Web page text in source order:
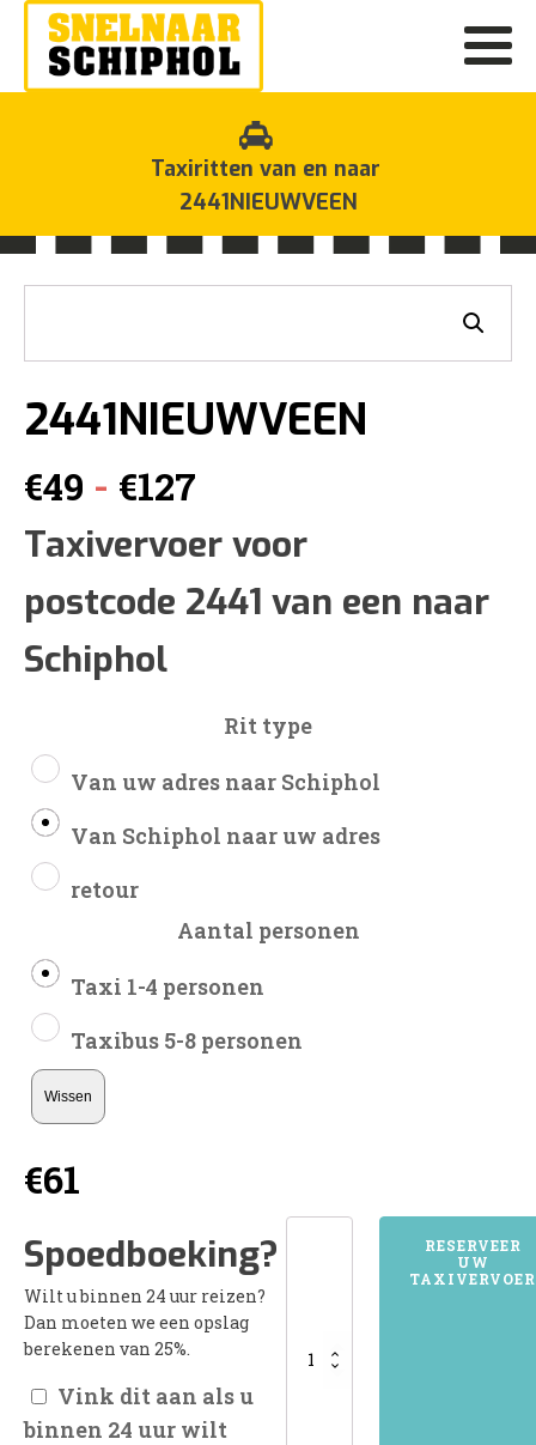
Taxiritten van en naar
2441NIEUWVEEN
2441NIEUWVEEN
€49 - €127
€49
tot
Taxivervoer voor
postcode 2441 van een naar
Schiphol
Rit type
Van uw adres naar Schiphol
Van Schiphol naar uw adres
retour
Aantal personen
Taxi 1-4 personen
Taxibus 5-8 personen
Wissen
€61
Spoedboeking?
Wilt u binnen 24 uur reizen?
Dan moeten we een opslag
berekenen van 25%.
Vink dit aan als u
binnen 24 uur wilt
2441NIEUWVEENRESERVEER
UW
TAXIVERVOER